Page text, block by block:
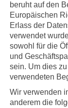
beruht auf den
Europäischen
Erlass der
verwendet
sowohl für die
und
sein. Um dies
verwendeten
Wir verwenden
anderem die